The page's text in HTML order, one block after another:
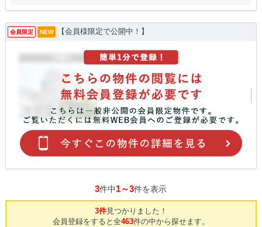
会員限定 NEW 【会員様限定で公開中！】
3件中1～3件を表示
3件見つかりました！
会員登録をすると全463件の中から探せます。